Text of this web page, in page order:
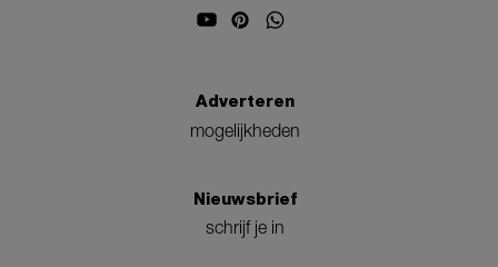
Adverteren
mogelijkheden
Nieuwsbrief
schrijf je in